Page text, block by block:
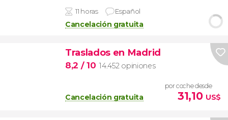
11 horas Español
Cancelación gratuita
Traslados en Madrid
8,2 / 10 14.452 opiniones
Cancelación gratuita
por coche desde
31,10 US$